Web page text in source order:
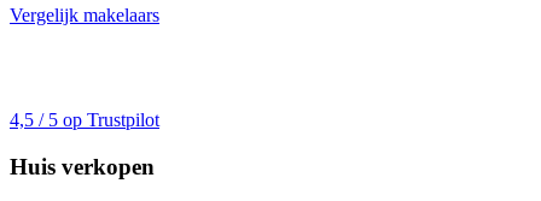
Vergelijk makelaars
4,5 / 5 op Trustpilot
Huis verkopen